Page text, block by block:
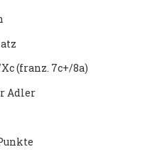
(franz. 7c+/8a)
Adler